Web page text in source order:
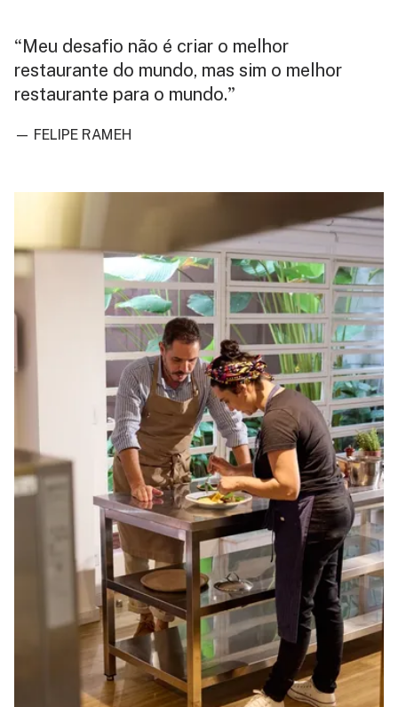
“Meu desafio não é criar o melhor
restaurante do mundo, mas sim o melhor
restaurante para o mundo.”
— FELIPE RAMEH